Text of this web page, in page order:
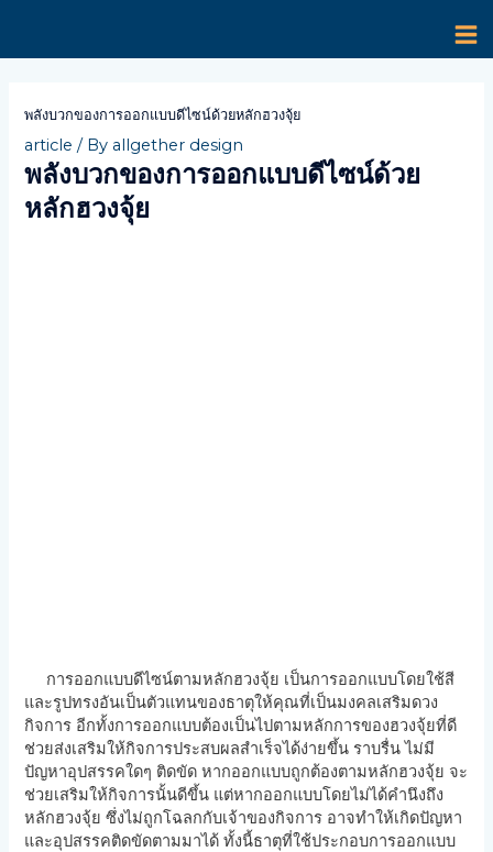
content
พลังบวกของการออกแบบดีไซน์ด้วยหลักฮวงจุ้ย
article / By allgether design
พลังบวกของการออกแบบดีไซน์ด้วย
หลักฮวงจุ้ย
การออกแบบดีไซน์ตามหลักฮวงจุ้ย เป็นการออกแบบโดยใช้สี
และรูปทรงอันเป็นตัวแทนของธาตุให้คุณที่เป็นมงคลเสริมดวง
กิจการ อีกทั้งการออกแบบต้องเป็นไปตามหลักการของฮวงจุ้ยที่ดี
ช่วยส่งเสริมให้กิจการประสบผลสำเร็จได้ง่ายขึ้น ราบรื่น ไม่มี
ปัญหาอุปสรรคใดๆ ติดขัด หากออกแบบถูกต้องตามหลักฮวงจุ้ย จะ
ช่วยเสริมให้กิจการนั้นดีขึ้น แต่หากออกแบบโดยไม่ได้คำนึงถึง
หลักฮวงจุ้ย ซึ่งไม่ถูกโฉลกกับเจ้าของกิจการ อาจทำให้เกิดปัญหา
และอุปสรรคติดขัดตามมาได้ ทั้งนี้ธาตุที่ใช้ประกอบการออกแบบ